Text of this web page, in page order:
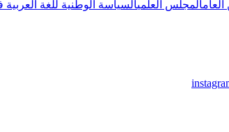
العامالمجلس العلميالسياسة الوطنية للغة